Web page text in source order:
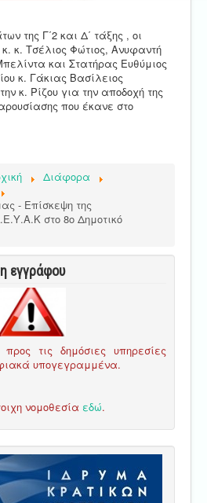
της Γ΄2 και Δ΄ τάξης , οι
κ. Τσέλιος Φώτιος, Ανυφαντή
και Στατήρας Ευθύμιος
κ. Γάκιας Βασίλειος
κ. Ρίζου για την αποδοχή της
που έκανε στο
Διάφορα
- Επίσκεψη της
στο 8o Δημοτικό
εγγράφου
τις δημόσιες υπηρεσίες
υπογεγραμμένα.
νομοθεσία εδώ.